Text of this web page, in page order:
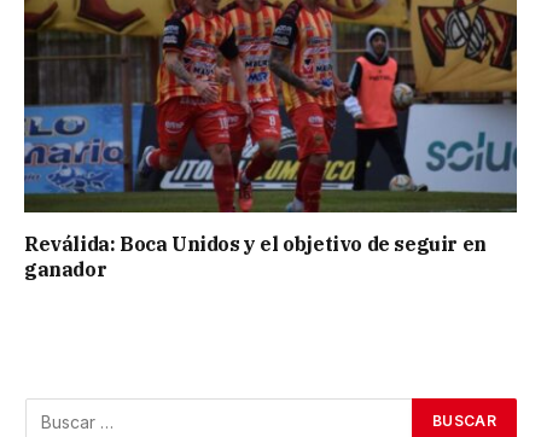
Reválida: Boca Unidos y el objetivo de seguir en
ganador